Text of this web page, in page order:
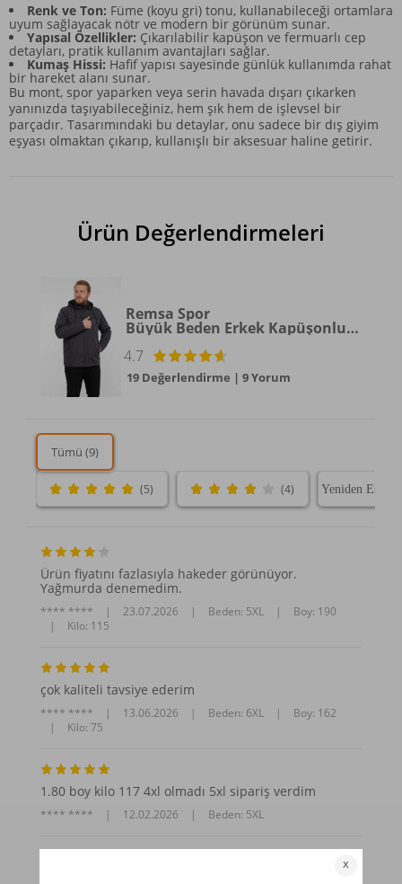
Renk ve Ton: Füme (koyu gri) tonu, kullanabileceği ortamlara
uyum sağlayacak nötr ve modern bir görünüm sunar.
Yapısal Özellikler: Çıkarılabilir kapüşon ve fermuarlı cep
detayları, pratik kullanım avantajları sağlar.
Kumaş Hissi: Hafif yapısı sayesinde günlük kullanımda rahat
bir hareket alanı sunar.
Bu mont, spor yaparken veya serin havada dışarı çıkarken
yanınızda taşıyabileceğiniz, hem şık hem de işlevsel bir
parçadır. Tasarımındaki bu detaylar, onu sadece bir dış giyim
eşyası olmaktan çıkarıp, kullanışlı bir aksesuar haline getirir.
Ürün Değerlendirmeleri
Remsa Spor
Büyük Beden Erkek Kapüşonlu Rüzgar Geçirmez Cep Detaylı İçi Fileli Füme Remsa Spor TH901
4.7
19 Değerlendirme | 9 Yorum
Tümü (9)
(5) (4)
Ürün fiyatını fazlasıyla hakeder görünüyor.
Yağmurda denemedim.
**** **** | 23.07.2026 | Beden: 5XL |
Boy: 190
|
Kilo: 115
çok kaliteli tavsiye ederim
**** **** | 13.06.2026 | Beden: 6XL |
Boy: 162
|
Kilo: 75
1.80 boy kilo 117 4xl olmadı 5xl sipariş verdim
**** **** | 12.02.2026 | Beden: 5XL